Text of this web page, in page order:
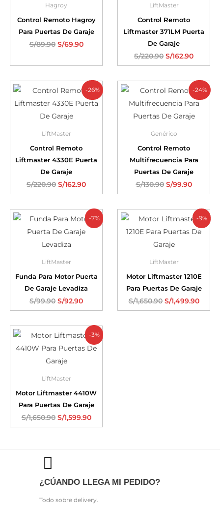
Hagroy
Control Remoto Hagroy
Para Puertas De Garaje
S/89.90 S/69.90
LiftMaster
Control Remoto
Liftmaster 371LM Puerta
De Garaje
S/220.90 S/162.90
-26%
LiftMaster
Control Remoto
Liftmaster 4330E Puerta
De Garaje
S/220.90 S/162.90
-24%
Genérico
Control Remoto
Multifrecuencia Para
Puertas De Garaje
S/130.90 S/99.90
-7%
LiftMaster
Funda Para Motor Puerta
De Garaje Levadiza
S/99.90 S/92.90
-9%
LiftMaster
Motor Liftmaster 1210E
Para Puertas De Garaje
S/1,650.90 S/1,499.90
-3%
LiftMaster
Motor Liftmaster 4410W
Para Puertas De Garaje
S/1,650.90 S/1,599.90
¿CÚANDO LLEGA MI PEDIDO?
Todo sobre delivery.